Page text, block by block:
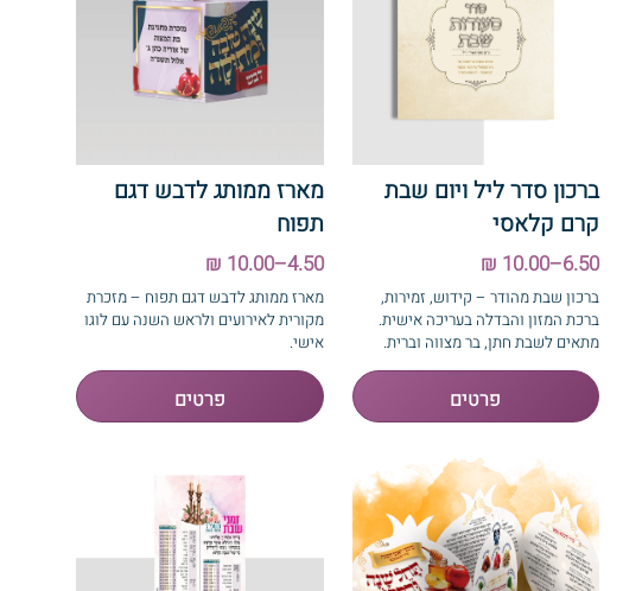
ברכון סדר ליל ויום שבת
קרם קלאסי
6.50–10.00 ₪
ברכון שבת מהודר – קידוש, זמירות,
ברכת המזון והבדלה בעריכה אישית.
מתאים לשבת חתן, בר מצווה וברית.
מארז ממותג לדבש דגם
תפוח
4.50–10.00 ₪
מארז ממותג לדבש דגם תפוח – מזכרת
מקורית לאירועים ולראש השנה עם לוגו
אישי.